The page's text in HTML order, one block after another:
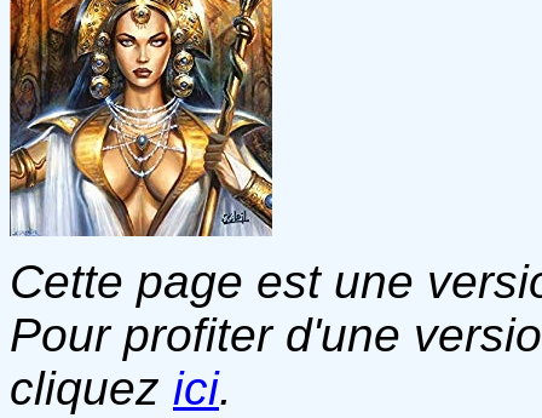
Cette page est une
Pour profiter d'une
cliquez ici.